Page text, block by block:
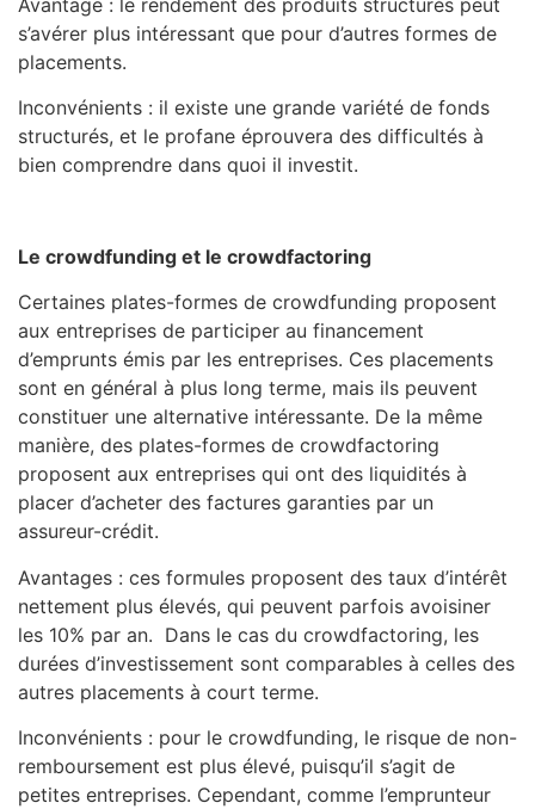
s’avérer plus intéressant que pour d’autres formes de
placements.
Inconvénients : il existe une grande variété de fonds
structurés, et le profane éprouvera des difficultés à
bien comprendre dans quoi il investit.
Le crowdfunding et le crowdfactoring
Certaines plates-formes de crowdfunding proposent
aux entreprises de participer au financement
d’emprunts émis par les entreprises. Ces placements
sont en général à plus long terme, mais ils peuvent
constituer une alternative intéressante. De la même
manière, des plates-formes de crowdfactoring
proposent aux entreprises qui ont des liquidités à
placer d’acheter des factures garanties par un
assureur-crédit.
Avantages : ces formules proposent des taux d’intérêt
nettement plus élevés, qui peuvent parfois avoisiner
les 10% par an. Dans le cas du crowdfactoring, les
durées d’investissement sont comparables à celles des
autres placements à court terme.
Inconvénients : pour le crowdfunding, le risque de non-
remboursement est plus élevé, puisqu’il s’agit de
petites entreprises. Cependant, comme l’emprunteur